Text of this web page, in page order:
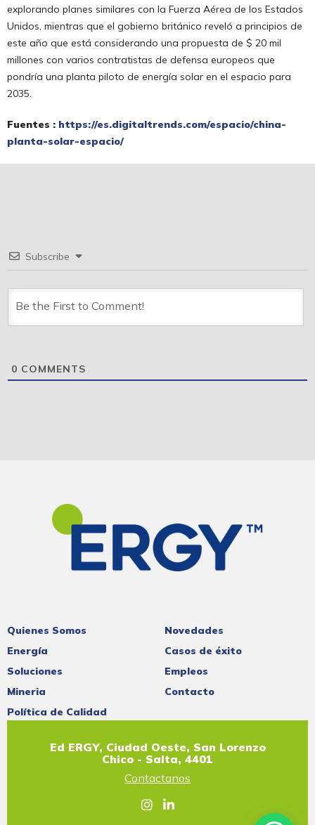
explorando planes similares con la Fuerza Aérea de los Estados
Unidos, mientras que el gobierno británico reveló a principios de
este año que está considerando una propuesta de $ 20 mil
millones con varios contratistas de defensa europeos que
pondría una planta piloto de energía solar en el espacio para
2035.
Fuentes : https://es.digitaltrends.com/espacio/china-
planta-solar-espacio/
Subscribe
0 COMMENTS
Quienes Somos
Energía
Soluciones
Mineria
Política de Calidad
Novedades
Casos de éxito
Empleos
Contacto
Ed ERGY, Ciudad Oeste, San Lorenzo
Chico - Salta, 4401
Contactanos